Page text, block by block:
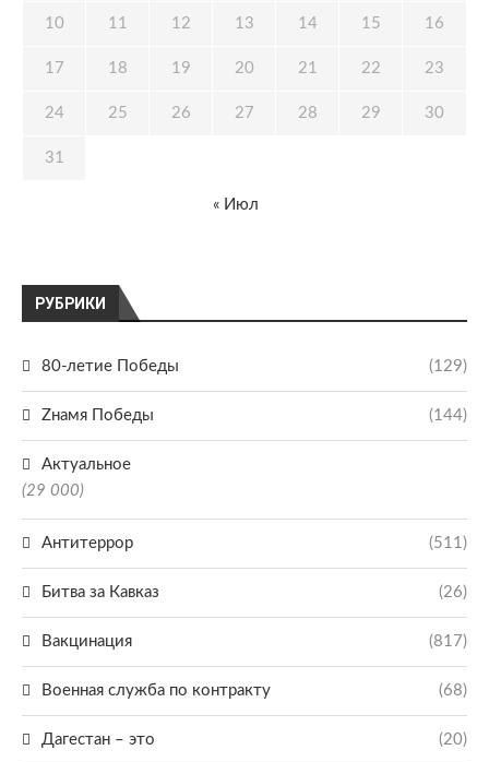
РУБРИКИ
80-летие Победы (129)
Zнамя Победы (144)
Актуальное
(29 000)
Антитеррор (511)
Битва за Кавказ (26)
Вакцинация (817)
Военная служба по контракту (68)
Дагестан – это (20)
10 11 12 13 14 15 16
17 18 19 20 21 22 23
24 25 26 27 28 29 30
31
« Июл